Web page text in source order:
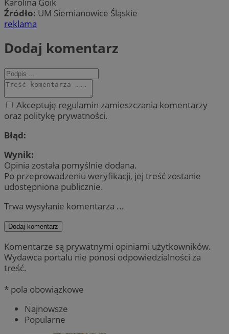
Źródło: UM Siemianowice Śląskie
reklama
Dodaj komentarz
Akceptuję regulamin zamieszczania komentarzy
oraz politykę prywatności.
Błąd:
Wynik:
Opinia została pomyślnie dodana.
Po przeprowadzeniu weryfikacji, jej treść zostanie
udostępniona publicznie.
Trwa wysyłanie komentarza ...
Dodaj komentarz
Komentarze są prywatnymi opiniami użytkowników.
Wydawca portalu nie ponosi odpowiedzialności za
treść.
* pola obowiązkowe
Najnowsze
Popularne